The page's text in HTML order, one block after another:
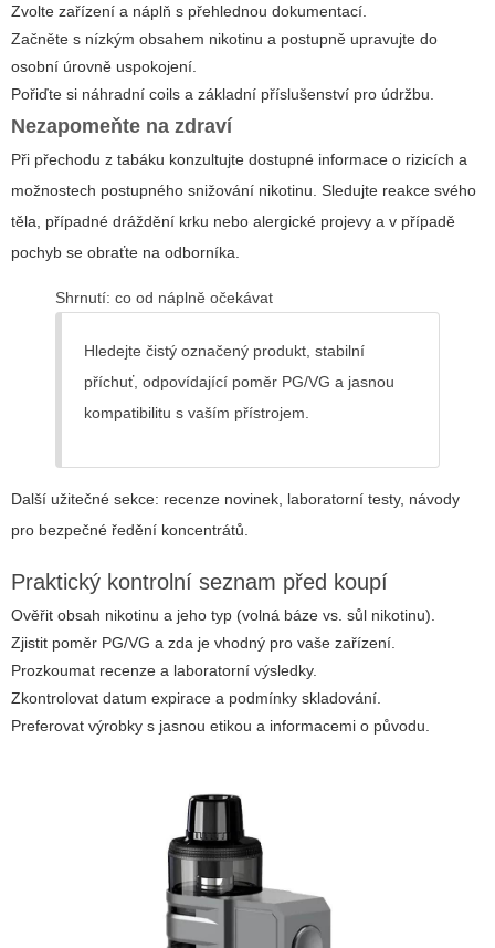
Zvolte zařízení a náplň s přehlednou dokumentací.
Začněte s nízkým obsahem nikotinu a postupně upravujte do
osobní úrovně uspokojení.
Pořiďte si náhradní coils a základní příslušenství pro údržbu.
Nezapomeňte na zdraví
Při přechodu z tabáku konzultujte dostupné informace o rizicích a
možnostech postupného snižování nikotinu. Sledujte reakce svého
těla, případné dráždění krku nebo alergické projevy a v případě
pochyb se obraťte na odborníka.
Shrnutí: co od náplně očekávat
Hledejte čistý označený produkt, stabilní
příchuť, odpovídající poměr PG/VG a jasnou
kompatibilitu s vaším přístrojem.
Další užitečné sekce: recenze novinek, laboratorní testy, návody
pro bezpečné ředění koncentrátů.
Praktický kontrolní seznam před koupí
Ověřit obsah nikotinu a jeho typ (volná báze vs. sůl nikotinu).
Zjistit poměr PG/VG a zda je vhodný pro vaše zařízení.
Prozkoumat recenze a laboratorní výsledky.
Zkontrolovat datum expirace a podmínky skladování.
Preferovat výrobky s jasnou etikou a informacemi o původu.